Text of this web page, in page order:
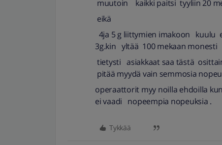
muutoin kaikki paitsi tyyliin 20
eikä
4ja 5 g liittymien imakoon kuulu
3g.kin yltää 100 mekaan monesti
tietysti asiakkaat saa tästä
pitää myydä vain semmosia
operaattorit myy noilla ehdoilla
ei vaadi nopeempia nopeuksia .
Tykkää